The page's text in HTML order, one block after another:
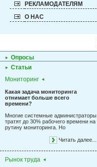
РЕКЛАМОДАТЕЛЯМ
О НАС
Опросы
Статьи
Мониторинг
Какая задача мониторинга
отнимает больше всего
времени?
Многие системные администраторы
тратят до 30% рабочего времени на
рутину мониторинга. Но
Читать далее...
Рынок труда